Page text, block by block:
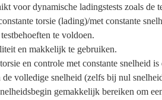
voor dynamische ladingstests zoals de
torsie (lading)/met constante
te voldoen.
en makkelijk te gebruiken.
en controle met constante snelheid
volledige snelheid (zelfs bij nul
gemakkelijk bereiken om